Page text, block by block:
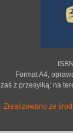
Format A4,
zaś z przesyłką: na
Zrealizowano ze